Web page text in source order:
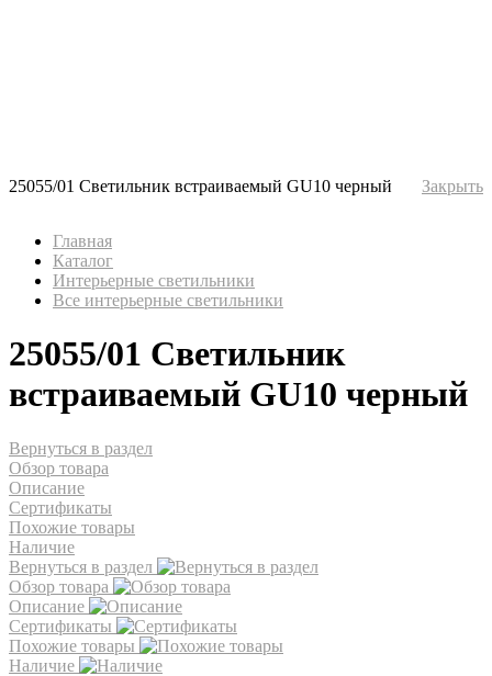
25055/01 Светильник встраиваемый GU10 черный Закрыть
Главная
Каталог
Интерьерные светильники
Все интерьерные светильники
25055/01 Светильник
встраиваемый GU10 черный
Вернуться в раздел
Обзор товара
Описание
Сертификаты
Похожие товары
Наличие
Вернуться в раздел
Обзор товара
Описание
Сертификаты
Похожие товары
Наличие